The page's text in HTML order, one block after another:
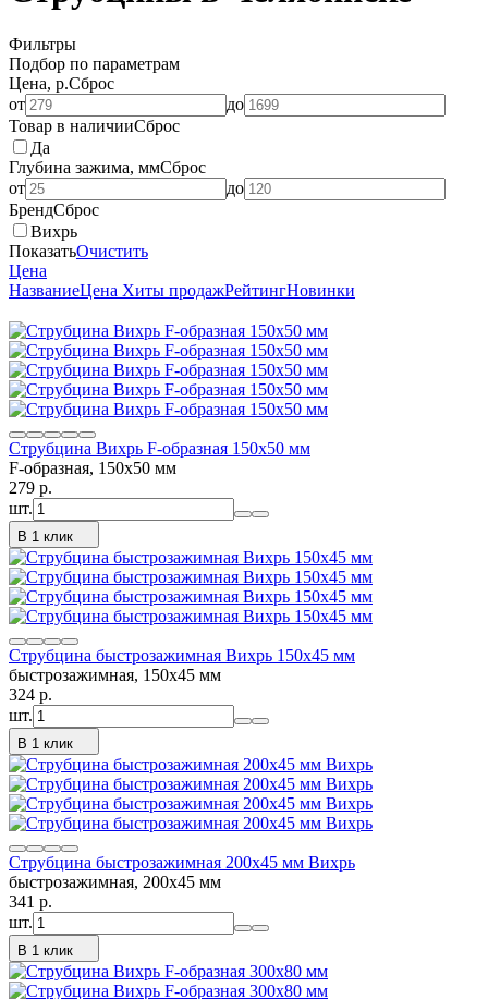
Фильтры
Подбор по параметрам
Цена, р.Сброс
от
до
Товар в наличииСброс
Да
Глубина зажима, ммСброс
от
до
БрендСброс
Вихрь
ПоказатьОчистить
Цена
НазваниеЦена Хиты продажРейтингНовинки
Струбцина Вихрь F-образная 150х50 мм
F-образная, 150х50 мм
279 p.
шт.
В 1 клик
Струбцина быстрозажимная Вихрь 150х45 мм
быстрозажимная, 150х45 мм
324 p.
шт.
В 1 клик
Струбцина быстрозажимная 200х45 мм Вихрь
быстрозажимная, 200х45 мм
341 p.
шт.
В 1 клик